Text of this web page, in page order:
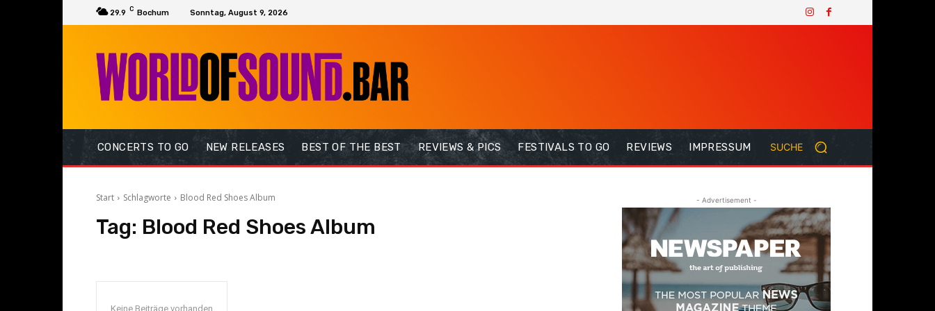
29.9 C Bochum Sonntag, August 9, 2026
CONCERTS TO GO NEW RELEASES BEST OF THE BEST REVIEWS & PICS FESTIVALS TO GO REVIEWS IMPRESSUM SUCHE
Start Schlagworte Blood Red Shoes Album
Tag: Blood Red Shoes Album
Keine Beiträge vorhanden
- Advertisement -